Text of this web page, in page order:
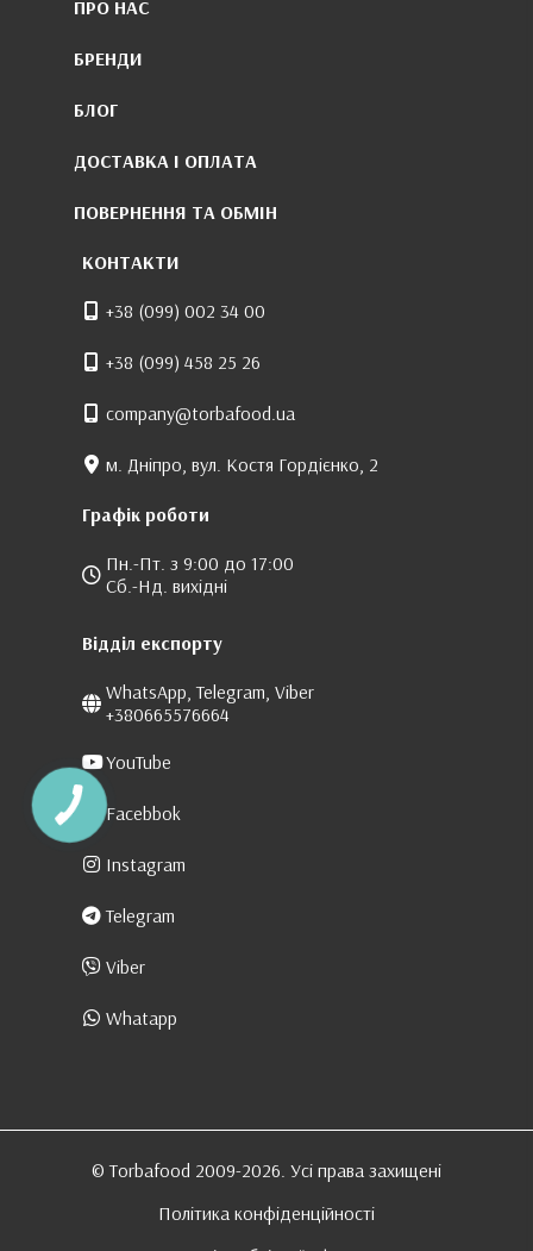
ПРО НАС
БРЕНДИ
БЛОГ
ДОСТАВКА І ОПЛАТА
ПОВЕРНЕННЯ ТА ОБМІН
КОНТАКТИ
+38 (099) 002 34 00
+38 (099) 458 25 26
company@torbafood.ua
м. Дніпро, вул. Костя Гордієнко, 2
Графік роботи
Пн.-Пт. з 9:00 до 17:00
Сб.-Нд. вихідні
Відділ експорту
WhatsApp, Telegram, Viber
+380665576664
YouTube
Facebbok
Instagram
Telegram
Viber
Whatapp
© Torbafood 2009-2026. Усі права захищені
Політика конфіденційності